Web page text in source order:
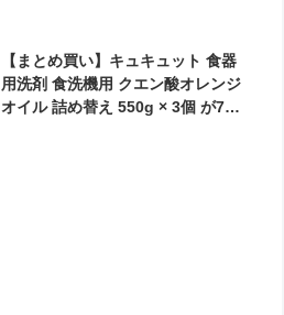
【まとめ買い】キュキュット 食器
用洗剤 食洗機用 クエン酸オレンジ
オイル 詰め替え 550g × 3個 が743